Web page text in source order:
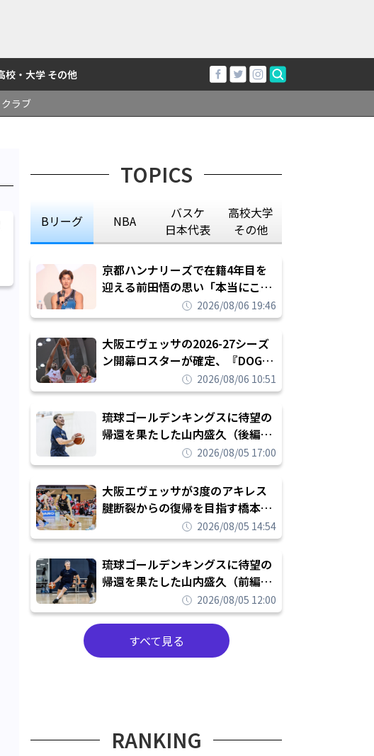
校・大学 その他
クラブ
TOPICS
Bリーグ NBA
バスケ
日本代表
高校大学
その他
京都ハンナリーズで在籍4年目を
迎える前田悟の思い「本当にこの
チームで勝ちたい、負けたまま舐
められたまま終わりたくない」
2026/08/06 19:46
大阪エヴェッサの2026-27シーズ
ン開幕ロスターが確定、『DOG
FIGHT』のチームカルチャーを推
し進めて結果を求めるシーズンへ
2026/08/06 10:51
琉球ゴールデンキングスに待望の
帰還を果たした山内盛久（後編）
「1人のウチナーンチュとしてみ
んなが誇りに思えるチームにして
いく」
2026/08/05 17:00
大阪エヴェッサが3度のアキレス
腱断裂からの復帰を目指す橋本拓
哉と契約を締結「もう一度コート
に立ちたい」
2026/08/05 14:54
琉球ゴールデンキングスに待望の
帰還を果たした山内盛久（前編）
「キングスが積み上げてきたもの
を次の世代に繋いでいくのがやり
甲斐」
2026/08/05 12:00
すべて見る
RANKING